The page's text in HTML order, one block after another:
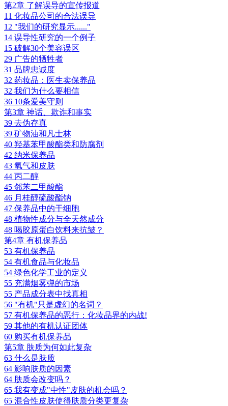
第2章 了解误导的宣传报道
11 化妆品公司的合法误导
12 "我们的研究显示......"
14 误导性研究的一个例子
15 破解30个美容误区
29 广告的牺牲者
31 品牌忠诚度
32 药妆品：医生卖保养品
32 我们为什么要相信
36 10条爱美守则
第3章 神话、欺诈和事实
39 去伪存真
39 矿物油和凡士林
40 羟基苯甲酸酯类和防腐剂
42 纳米保养品
43 氧气和皮肤
44 丙二醇
45 邻苯二甲酸酯
46 月桂醇硫酸酯钠
47 保养品中的干细胞
48 植物性成分与全天然成分
48 喝胶原蛋白饮料来抗皱？
第4章 有机保养品
53 有机保养品
54 有机食品与化妆品
54 绿色化学工业的定义
55 充满烟雾弹的市场
55 产品成分表中找真相
56 "有机"只是虚幻的名词？
57 有机保养品的恶行：化妆品界的内战!
59 其他的有机认证团体
60 购买有机保养品
第5章 肤质为何如此复杂
63 什么是肤质
64 影响肤质的因素
64 肤质会改变吗？
65 我有变成"中性"皮肤的机会吗？
65 混合性皮肤使得肤质分类更复杂